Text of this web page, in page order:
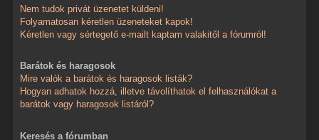
Nem tudok privát üzenetet küldeni!
Folyamatosan kéretlen üzeneteket kapok!
Kéretlen vagy sértegető e-mailt kaptam valakitől a fórumról!
Barátok és haragosok
Mire valók a barátok és haragosok listák?
Hogyan adhatok hozzá, illetve távolíthatok el felhasználókat a
barátok vagy haragosok listáról?
Keresés a fórumban